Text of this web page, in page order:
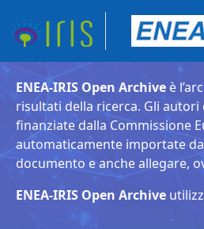
ENEA-IRIS Open Archive è
risultati della ricerca. Gli autori
finanziate dalla Commissione
automaticamente importate
documento e anche allegare,
ENEA-IRIS Open Archive